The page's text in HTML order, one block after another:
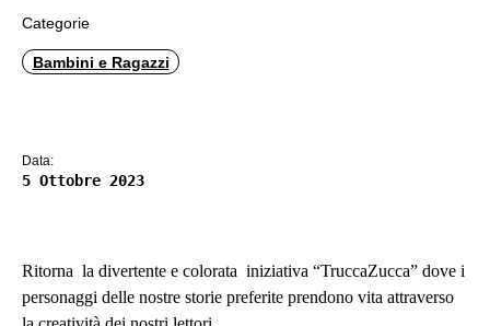
Categorie
Bambini e Ragazzi
Data:
5 Ottobre 2023
Ritorna la divertente e colorata iniziativa “TruccaZucca” dove i
personaggi delle nostre storie preferite prendono vita attraverso